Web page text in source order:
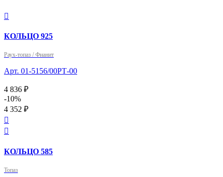

КОЛЬЦО 925
Раух-топаз / Фианит
Арт. 01-5156/00РТ-00
4 836 ₽
-10%
4 352 ₽


КОЛЬЦО 585
Топаз